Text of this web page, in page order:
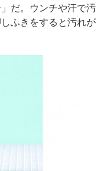
だ。ウンチや汗で汚
ふきをすると汚れが